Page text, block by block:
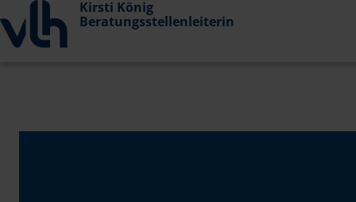
Kirsti König
Beratungsstellenleiterin